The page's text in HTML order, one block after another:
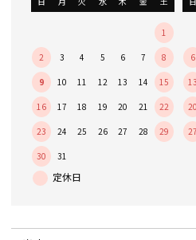
1
2 3 4 5 6 7 8
9 10 11 12 13 14 15
16 17 18 19 20 21 22
23 24 25 26 27 28 29
30 31
6
13
20
27